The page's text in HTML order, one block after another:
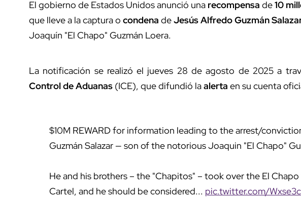
El gobierno de Estados Unidos anunció una recompensa de10
que lleve a la captura o condena deJesús Alfredo Guzmán
Joaquín "El Chapo" Guzmán Loera.
La notificación se realizó el jueves 28 de agosto de 2025 a
Control de Aduanas (ICE), que difundió laalerta en su cuenta
$10M REWARD for information leading to the arrest/
Guzmán Salazar — son of the notorious Joaquin "El Chapo"
He and his brothers – the "Chapitos" – took over the El
Cartel, and he should be considered... pic.twitter.com/